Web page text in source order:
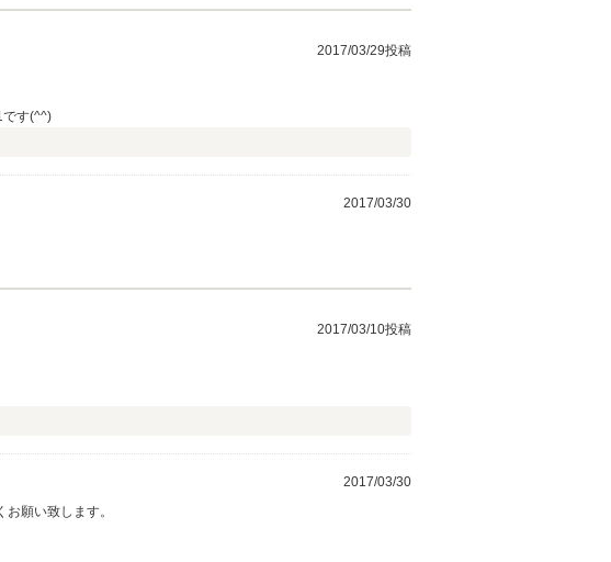
2017/03/29投稿
です(^^)
2017/03/30
2017/03/10投稿
2017/03/30
願い致します。